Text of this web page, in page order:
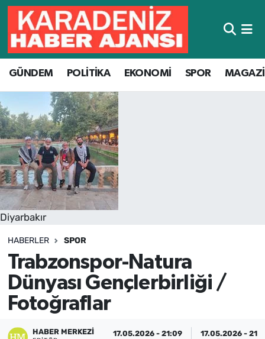
GÜNDEM POLİTİKA EKONOMİ SPOR
Diyarbakır
HABERLER SPOR
Trabzonspor-Natura
Dünyası Gençlerbirliği /
Fotoğraflar
HABER MERKEZI 17.05.2026 - 21:09 17.05.2026 -
Hava Durumu
Trafik Durumu
Süper Lig Puan Durumu ve Fikstür
Tüm Manşetler
Son Dakika Haberleri
Haber Arşivi